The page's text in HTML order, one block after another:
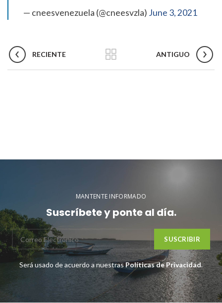
— cneesvenezuela (@cneesvzla) June 3, 2021
RECIENTE ANTIGUO
MANTENTE INFORMADO
Suscríbete y ponte al día.
Será usado de acuerdo a nuestrasPolíticas de Privacidad.